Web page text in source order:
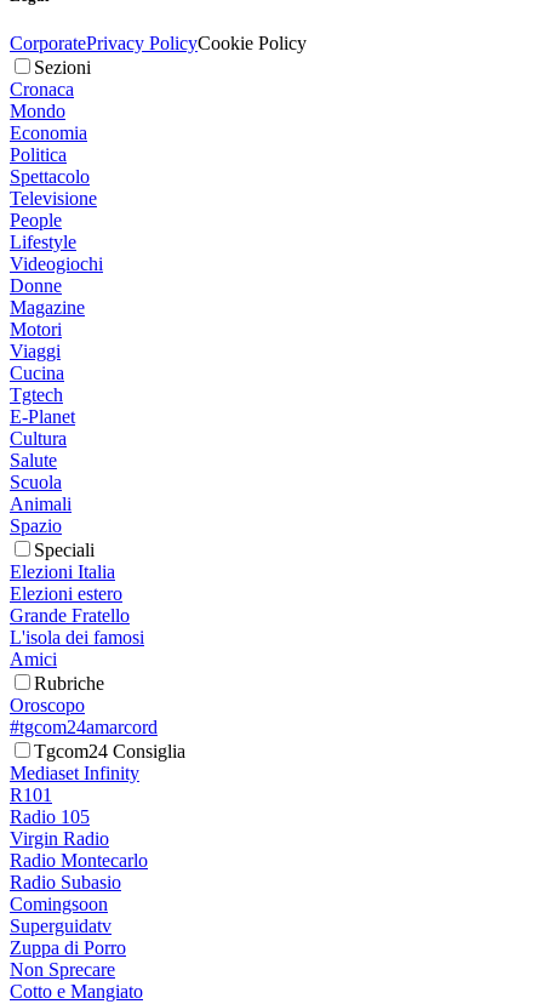
CorporatePrivacy PolicyCookie Policy
Sezioni
Cronaca
Mondo
Economia
Politica
Spettacolo
Televisione
People
Lifestyle
Videogiochi
Donne
Magazine
Motori
Viaggi
Cucina
Tgtech
E-Planet
Cultura
Salute
Scuola
Animali
Spazio
Speciali
Elezioni Italia
Elezioni estero
Grande Fratello
L'isola dei famosi
Amici
Rubriche
Oroscopo
#tgcom24amarcord
Tgcom24 Consiglia
Mediaset Infinity
R101
Radio 105
Virgin Radio
Radio Montecarlo
Radio Subasio
Comingsoon
Superguidatv
Zuppa di Porro
Non Sprecare
Cotto e Mangiato